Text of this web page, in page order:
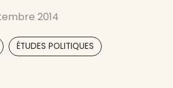
jusqu’à ce jour
par les revues anglo-
des membres fondateurs
s’articule autour de
2014
ÉTUDES POLITIQUES